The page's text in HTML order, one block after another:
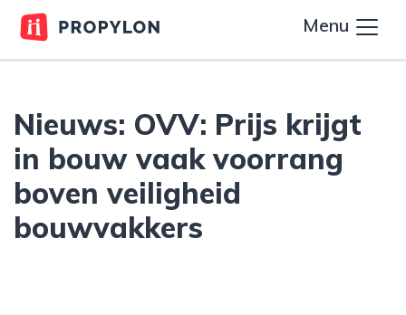
Menu
Nieuws: OVV: Prijs krijgt
in bouw vaak voorrang
boven veiligheid
bouwvakkers